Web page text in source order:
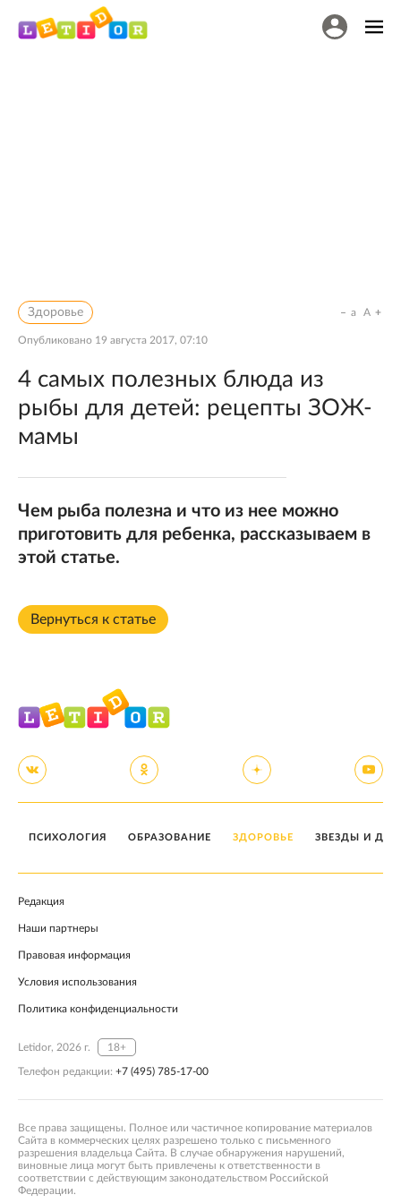
Здоровье
Опубликовано 19 августа 2017, 07:10
a A
4 самых полезных блюда из
рыбы для детей: рецепты ЗОЖ-
мамы
Чем рыба полезна и что из нее можно
приготовить для ребенка, рассказываем в
этой статье.
Вернуться к статье
ПСИХОЛОГИЯ ОБРАЗОВАНИЕ ЗДОРОВЬЕ ЗВЕЗДЫ И
Редакция
Наши партнеры
Правовая информация
Условия использования
Политика конфиденциальности
Letidor, 2026 г. 18+
Телефон редакции: +7 (495) 785-17-00
Все права защищены. Полное или частичное копирование материалов
Сайта в коммерческих целях разрешено только с письменного
разрешения владельца Сайта. В случае обнаружения нарушений,
виновные лица могут быть привлечены к ответственности в
соответствии с действующим законодательством Российской
Федерации.